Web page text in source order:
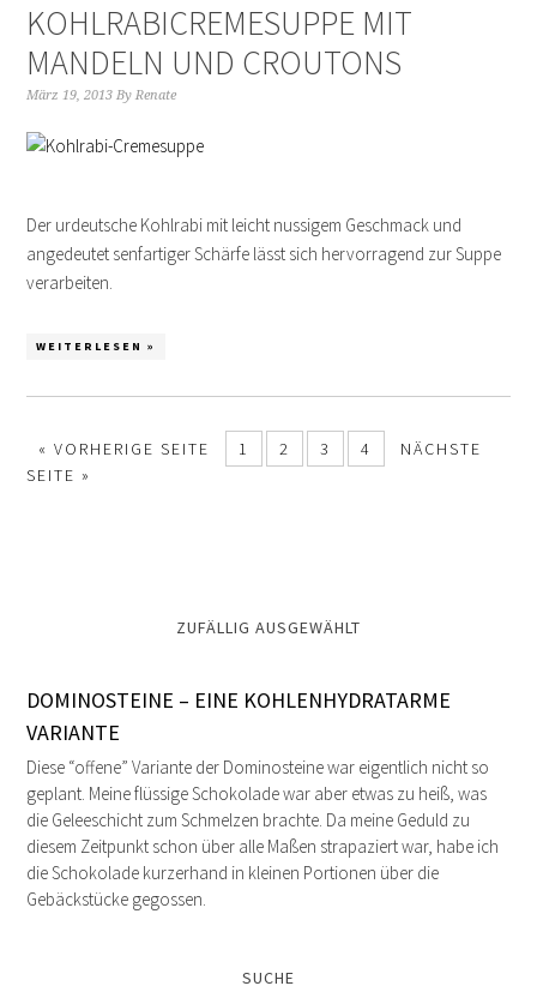
KOHLRABICREMESUPPE MIT
MANDELN UND CROUTONS
März 19, 2013 ByRenate
Der urdeutsche Kohlrabi mit leicht nussigem Geschmack und
angedeutet senfartiger Schärfe lässt sich hervorragend zur Suppe
verarbeiten.
WEITERLESEN »
« VORHERIGE SEITE 1 2 3 4
NÄCHSTE
SEITE »
ZUFÄLLIG AUSGEWÄHLT
DOMINOSTEINE – EINE KOHLENHYDRATARME
VARIANTE
Diese “offene” Variante der Dominosteine war eigentlich nicht so
geplant. Meine flüssige Schokolade war aber etwas zu heiß, was
die Geleeschicht zum Schmelzen brachte. Da meine Geduld zu
diesem Zeitpunkt schon über alle Maßen strapaziert war, habe ich
die Schokolade kurzerhand in kleinen Portionen über die
Gebäckstücke gegossen.
SUCHE